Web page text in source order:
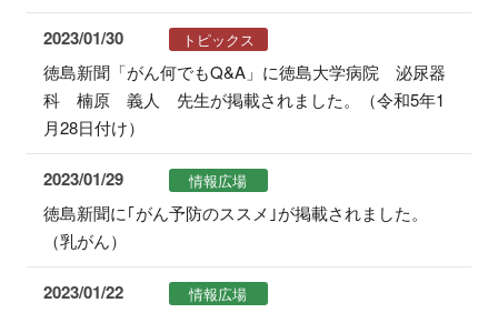
2023/01/30 トピックス
徳島新聞「がん何でもQ&A」に徳島大学病院 泌尿器
科 楠原 義人 先生が掲載されました。（令和5年1
月28日付け）
2023/01/29 情報広場
徳島新聞に｢がん予防のススメ｣が掲載されました。
（乳がん）
2023/01/22 情報広場